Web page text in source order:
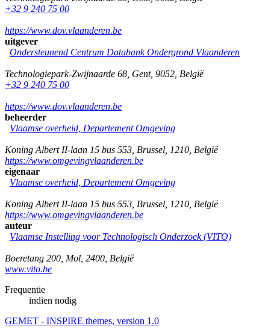
+32 9 240 75 00
https://www.dov.vlaanderen.be
uitgever
Ondersteunend Centrum Databank Ondergrond Vlaanderen
Technologiepark-Zwijnaarde 68 Gent, 9052 België
+32 9 240 75 00
https://www.dov.vlaanderen.be
beheerder
Vlaamse overheid, Departement Omgeving
Koning Albert II-laan 15 bus 553 Brussel 1210 België
https://www.omgevingvlaanderen.be
eigenaar
Vlaamse overheid, Departement Omgeving
Koning Albert II-laan 15 bus 553 Brussel 1210 België
https://www.omgevingvlaanderen.be
auteur
Vlaamse Instelling voor Technologisch Onderzoek (VITO)
Boeretang 200 Mol 2400 België
www.vito.be
Frequentie
indien nodig
GEMET - INSPIRE themes, version 1.0